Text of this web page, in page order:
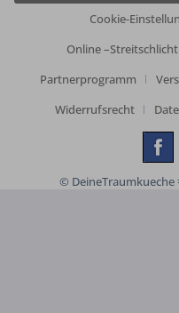
Cookie-
Online
Partnerprogramm
Widerrufsrecht
© DeineTraumkueche